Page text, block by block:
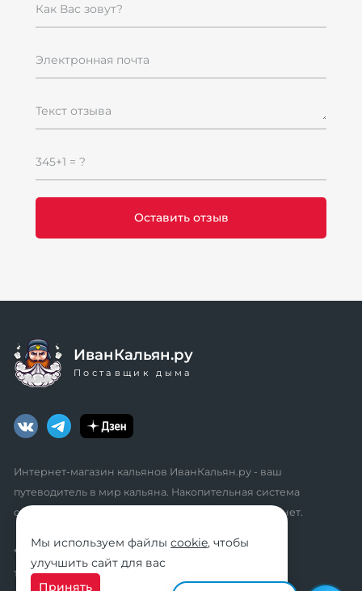
Мы используем файлы cookie, чтобы
улучшить сайт для вас
Принять
Как Вас зовут?
Электронная почта
Текст отзыва
345+1 = ?
ИванКальян.ру
Поставщик дыма
Интернет-магазин кальянов ИванКальян.ру - ваш
путеводитель в мир кальяна. Накопительная система
скидок, промокоды, акции. Удобный личный кабинет.
* мы не осуществляем дистанционную продажу
табачной продукции розничным клиентам